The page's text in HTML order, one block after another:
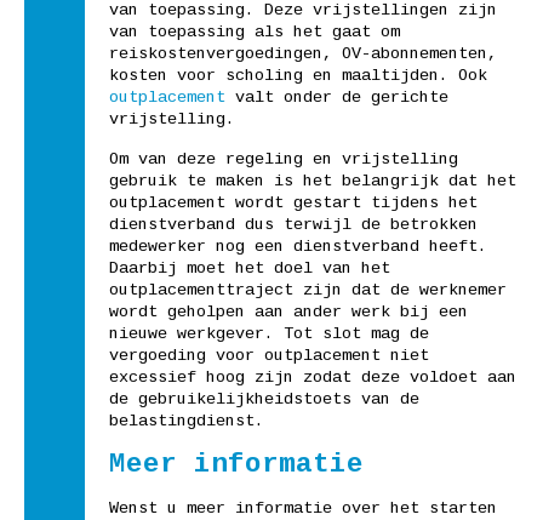
van toepassing. Deze vrijstellingen zijn
van toepassing als het gaat om
reiskostenvergoedingen, OV-abonnementen,
kosten voor scholing en maaltijden. Ook
outplacement valt onder de gerichte
vrijstelling.
Om van deze regeling en vrijstelling
gebruik te maken is het belangrijk dat het
outplacement wordt gestart tijdens het
dienstverband dus terwijl de betrokken
medewerker nog een dienstverband heeft.
Daarbij moet het doel van het
outplacementtraject zijn dat de werknemer
wordt geholpen aan ander werk bij een
nieuwe werkgever. Tot slot mag de
vergoeding voor outplacement niet
excessief hoog zijn zodat deze voldoet aan
de gebruikelijkheidstoets van de
belastingdienst.
Meer informatie
Wenst u meer informatie over het starten